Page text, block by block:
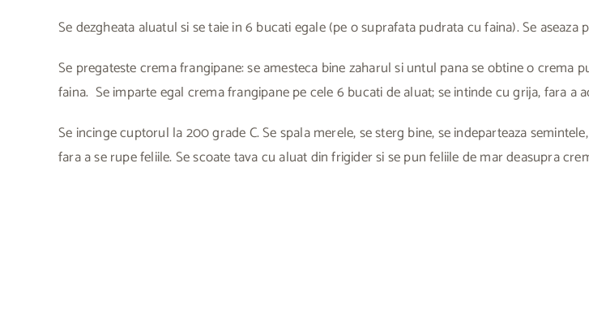
Se dezgheata aluatul si se taie in 6 bucati egale (pe o suprafata pudrata cu faina). Se aseaza
Se pregateste crema frangipane: se amesteca bine zaharul si untul pana se obtine o crema
faina. Se imparte egal crema frangipane pe cele 6 bucati de aluat; se intinde cu grija, fara a
Se incinge cuptorul la 200 grade C. Se spala merele, se sterg bine, se indeparteaza
fara a se rupe feliile. Se scoate tava cu aluat din frigider si se pun feliile de mar deasupra